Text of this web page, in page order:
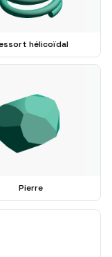
hélicoïdal
Pierre